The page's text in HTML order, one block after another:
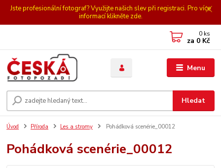
Jste profesionální fotograf? Využijte našich slev při registraci. Pro více
informací klikněte zde.
Menu
Hledat
0 ks
za 0 Kč
Úvod Příroda Les a stromy Pohádková scenérie_00012
Pohádková scenérie_00012